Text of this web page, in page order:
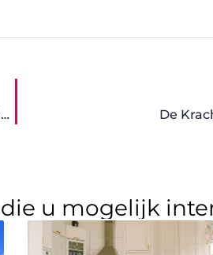
La Sécurité Avant Tout : Lignes Directrices Pour l'Entretien des Jeux à Ressort De
die u mogelijk